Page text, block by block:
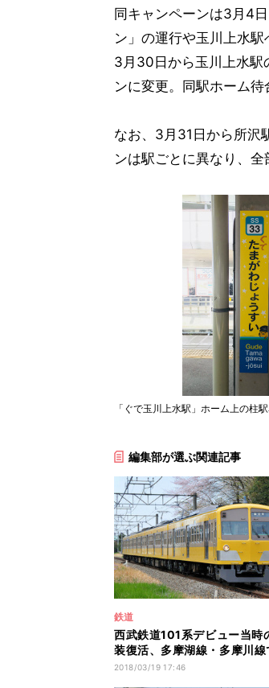
同キャンペーンは3月4
ン」の運行や玉川上水
3月30日から玉川上水駅
ンに変更。同駅ホーム待
なお、3月31日から所沢
ンは駅ごとに異なり、全
「ぐで玉川上水駅」ホーム上の柱
編集部が選ぶ関連記事
鉄道
西武鉄道101系デビュー当時
装復活、多摩湖線・多摩川線
転
2018/03/19 17:46